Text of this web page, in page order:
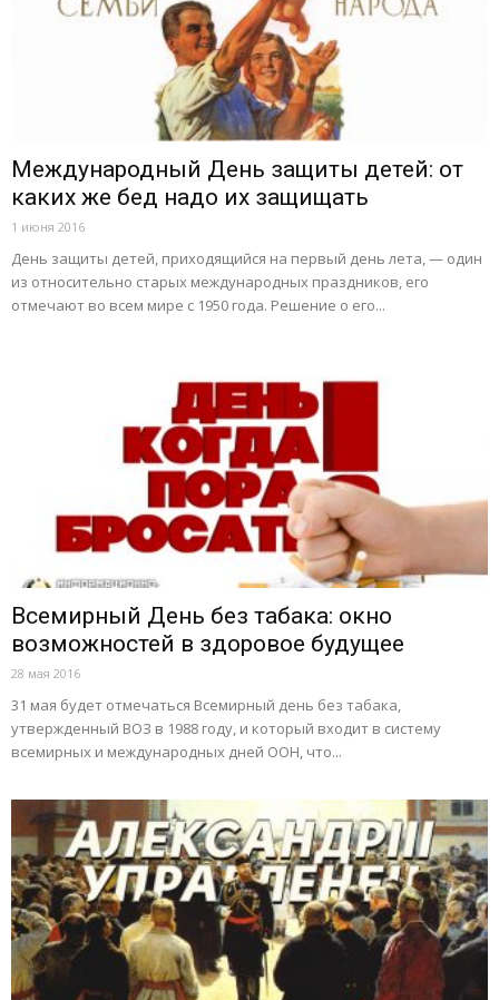
Международный День защиты детей: от
каких же бед надо их защищать
1 июня 2016
День защиты детей, приходящийся на первый день лета, — один
из относительно старых международных праздников, его
отмечают во всем мире с 1950 года. Решение о его...
Всемирный День без табака: окно
возможностей в здоровое будущее
28 мая 2016
31 мая будет отмечаться Всемирный день без табака,
утвержденный ВОЗ в 1988 году, и который входит в систему
всемирных и международных дней ООН, что...